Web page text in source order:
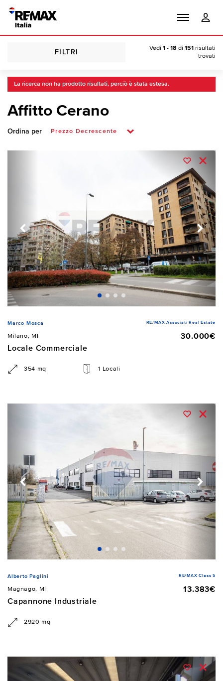
FILTRI
Vedi 1 - 18 di 151 risultati
trovati
La ricerca non ha prodotto risultati, perciò è stata estesa.
Affitto Cerano
Ordina per
Marco Mosca RE/MAX Associati Real Estate
Milano, MI
30.000€
Locale Commerciale
354 mq 1 Locali
Alberto Paglini RE/MAX Class 5
Magnago, MI
13.383€
Capannone Industriale
2920 mq